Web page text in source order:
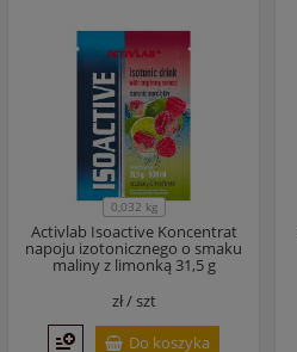
0,032 kg
Activlab Isoactive Koncentrat
napoju izotonicznego o smaku
maliny z limonką 31,5 g
zł /szt
Do koszyka